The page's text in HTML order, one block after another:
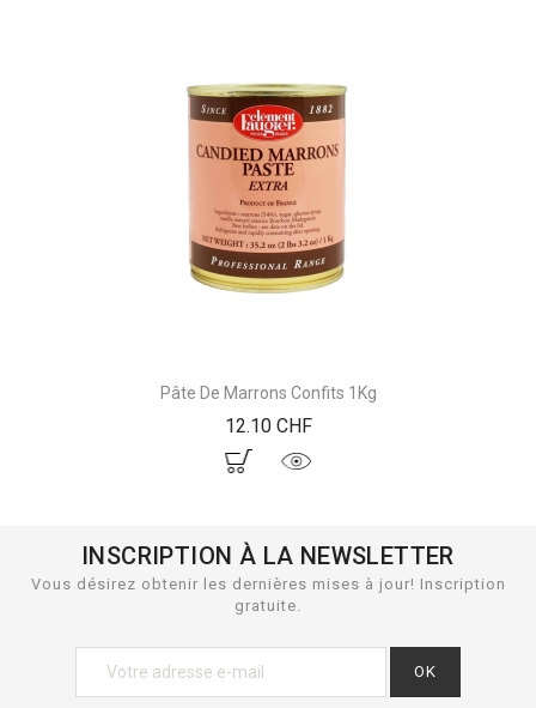
Pâte De Marrons Confits 1Kg
12.10 CHFPrix
INSCRIPTION À LA NEWSLETTER
Vous désirez obtenir les dernières mises à jour! Inscription
gratuite.